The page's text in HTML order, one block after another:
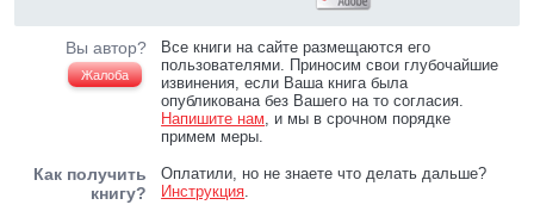
Вы автор?
Жалоба
Все книги на сайте размещаются его
пользователями. Приносим свои глубочайшие
извинения, если Ваша книга была
опубликована без Вашего на то согласия.
Напишите нам, и мы в срочном порядке
примем меры.
Как получить
книгу?
Оплатили, но не знаете что делать дальше?
Инструкция.